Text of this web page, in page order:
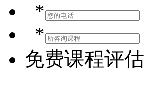
*
*
免费课程评估